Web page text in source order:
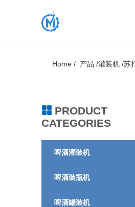
Home / 产品 /灌装机 /苏
PRODUCT
CATEGORIES
啤酒灌装机
啤酒装瓶机
啤酒罐装机